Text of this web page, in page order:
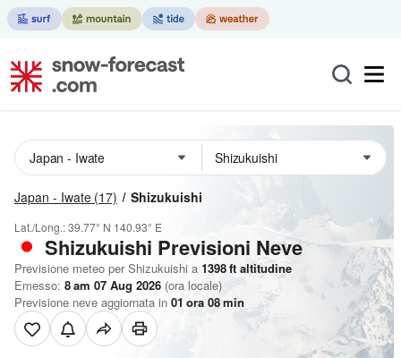
Japan - Iwate (17) Shizukuishi
Lat./Long.:39.77° N 140.93° E
Shizukuishi Previsioni Neve
Previsione meteo per Shizukuishi a 1398ft altitudine
Emesso: 8 am 07 Aug 2026 (ora locale)
Previsione neve aggiornata in 01 ora 08min